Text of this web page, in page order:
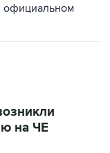
официальном
на ЧЕ